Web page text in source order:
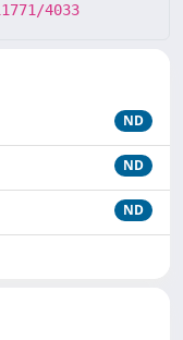
4033
ND
ND
ND